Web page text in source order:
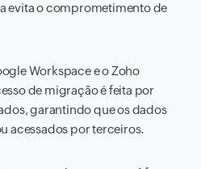
evita o comprometimento de
Workspace e o Zoho
de migração é feita por
garantindo que os dados
acessados por terceiros.